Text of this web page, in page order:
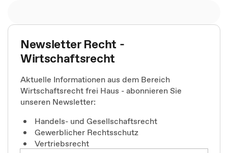
Newsletter Recht -
Wirtschaftsrecht
Aktuelle Informationen aus dem Bereich
Wirtschaftsrecht frei Haus - abonnieren Sie
unseren Newsletter:
Handels- und Gesellschaftsrecht
Gewerblicher Rechtsschutz
Vertriebsrecht